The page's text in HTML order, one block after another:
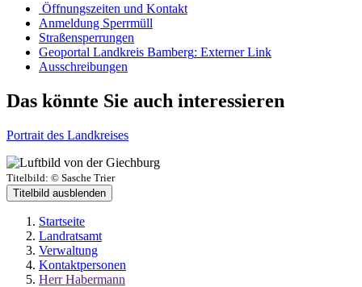
Öffnungszeiten und Kontakt
Anmeldung Sperrmüll
Straßensperrungen
Geoportal Landkreis Bamberg: Externer Link
Ausschreibungen
Das könnte Sie auch interessieren
Portrait des Landkreises
Titelbild: © Sasche Trier
Titelbild ausblenden
Startseite
Landratsamt
Verwaltung
Kontaktpersonen
Herr Habermann